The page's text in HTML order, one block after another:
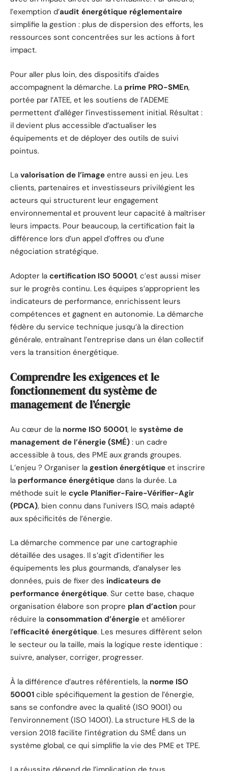
l’exemption d’audit énergétique réglementaire
simplifie la gestion : plus de dispersion des efforts, les
ressources sont concentrées sur les actions à fort
impact.
Pour aller plus loin, des dispositifs d’aides
accompagnent la démarche. La prime PRO-SMEn,
portée par l’ATEE, et les soutiens de l’ADEME
permettent d’alléger l’investissement initial. Résultat :
il devient plus accessible d’actualiser les
équipements et de déployer des outils de suivi
pointus.
La valorisation de l’image entre aussi en jeu. Les
clients, partenaires et investisseurs privilégient les
acteurs qui structurent leur engagement
environnemental et prouvent leur capacité à maîtriser
leurs impacts. Pour beaucoup, la certification fait la
différence lors d’un appel d’offres ou d’une
négociation stratégique.
Adopter la certification ISO 50001, c’est aussi miser
sur le progrès continu. Les équipes s’approprient les
indicateurs de performance, enrichissent leurs
compétences et gagnent en autonomie. La démarche
fédère du service technique jusqu’à la direction
générale, entraînant l’entreprise dans un élan collectif
vers la transition énergétique.
Comprendre les exigences et le
fonctionnement du système de
management de l’énergie
Au cœur de la norme ISO 50001, le système de
management de l’énergie (SMÉ) : un cadre
accessible à tous, des PME aux grands groupes.
L’enjeu ? Organiser la gestion énergétique et inscrire
la performance énergétique dans la durée. La
méthode suit le cycle Planifier-Faire-Vérifier-Agir
(PDCA), bien connu dans l’univers ISO, mais adapté
aux spécificités de l’énergie.
La démarche commence par une cartographie
détaillée des usages. Il s’agit d’identifier les
équipements les plus gourmands, d’analyser les
données, puis de fixer des indicateurs de
performance énergétique. Sur cette base, chaque
organisation élabore son propre plan d’action pour
réduire la consommation d’énergie et améliorer
l’efficacité énergétique. Les mesures diffèrent selon
le secteur ou la taille, mais la logique reste identique :
suivre, analyser, corriger, progresser.
À la différence d’autres référentiels, la norme ISO
50001 cible spécifiquement la gestion de l’énergie,
sans se confondre avec la qualité (ISO 9001) ou
l’environnement (ISO 14001). La structure HLS de la
version 2018 facilite l’intégration du SMÉ dans un
système global, ce qui simplifie la vie des PME et TPE.